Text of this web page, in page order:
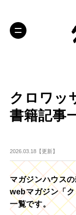
クロワッ
書籍記事
2026.03.18【更新】
マガジンハウス
webマガジン「
一覧です。